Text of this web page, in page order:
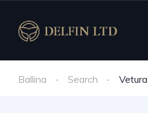
Ballina Search Vetura